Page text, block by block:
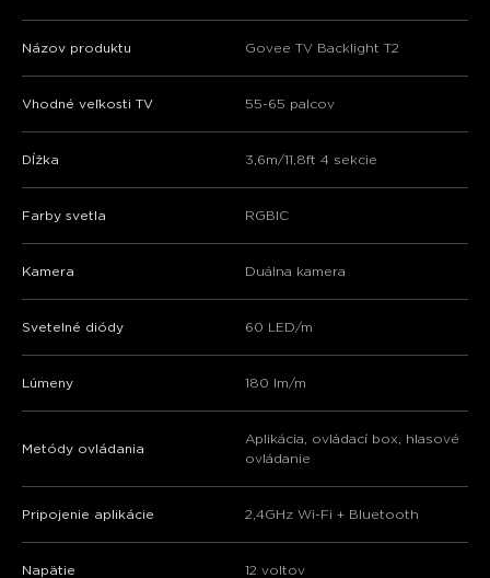
Názov produktu Govee TV Backlight T2
Vhodné veľkosti TV 55-65 palcov
Dĺžka 3,6m/11,8ft 4 sekcie
Farby svetla RGBIC
Kamera Duálna kamera
Svetelné diódy 60 LED/m
Lúmeny 180 lm/m
Metódy ovládania
Aplikácia, ovládací box, hlasové
ovládanie
Pripojenie aplikácie 2,4GHz Wi-Fi + Bluetooth
Napätie 12 voltov